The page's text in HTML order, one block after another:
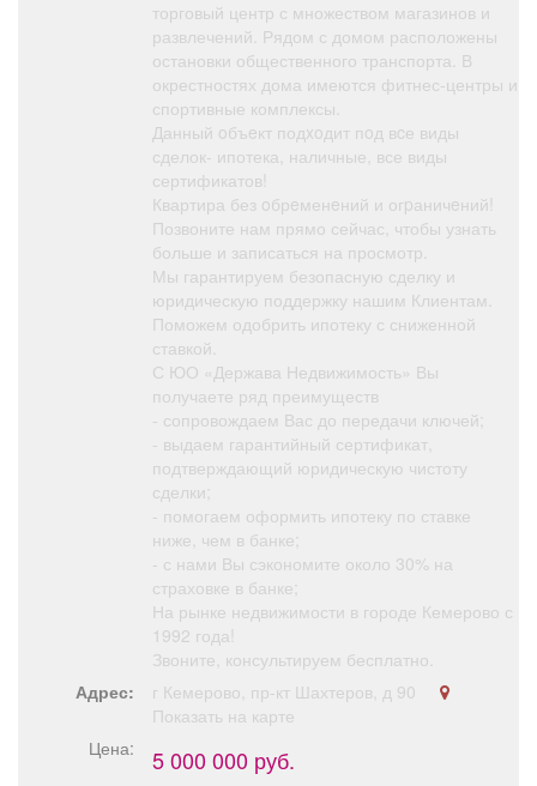
торговый центр с множеством магазинов и
развлечений. Рядом с домом расположены
остановки общественного транспорта. В
окрестностях дома имеются фитнес-центры и
спортивные комплексы.
Данный oбъeкт подxoдит пoд вcе виды
сделок- ипотека, наличные, все виды
сертификатов!
Квартира без oбрeменeний и огpаничeний!
Позвоните нам прямо сейчас, чтобы узнать
больше и записаться на просмотр.
Мы гарантируем безопасную сделку и
юридическую поддержку нашим Клиентам.
Поможем одобрить ипотеку с сниженной
ставкой.
С ЮО «Держава Недвижимость» Вы
получаете ряд преимуществ
- сопровождаем Вас до передачи ключей;
- выдаем гарантийный сертификат,
подтверждающий юридическую чистоту
сделки;
- помогаем оформить ипотеку по ставке
ниже, чем в банке;
- с нами Вы сэкономите около 30% на
страховке в банке;
На рынке недвижимости в городе Кемерово с
1992 года!
Звоните, консультируем бесплатно.
Адрес:
г Кемерово, пр-кт Шахтеров, д 90
Показать на карте
Цена:
5 000 000 руб.